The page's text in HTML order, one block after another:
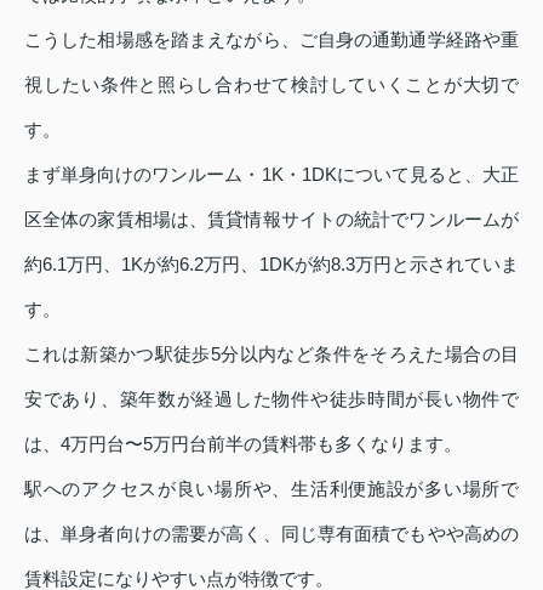
こうした相場感を踏まえながら、ご自身の通勤通学経路や重
視したい条件と照らし合わせて検討していくことが大切で
す。
まず単身向けのワンルーム・1K・1DKについて見ると、大正
区全体の家賃相場は、賃貸情報サイトの統計でワンルームが
約6.1万円、1Kが約6.2万円、1DKが約8.3万円と示されていま
す。
これは新築かつ駅徒歩5分以内など条件をそろえた場合の目
安であり、築年数が経過した物件や徒歩時間が長い物件で
は、4万円台〜5万円台前半の賃料帯も多くなります。
駅へのアクセスが良い場所や、生活利便施設が多い場所で
は、単身者向けの需要が高く、同じ専有面積でもやや高めの
賃料設定になりやすい点が特徴です。